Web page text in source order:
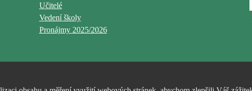
Učitelé
Vedení školy
Pronájmy 2025/2026